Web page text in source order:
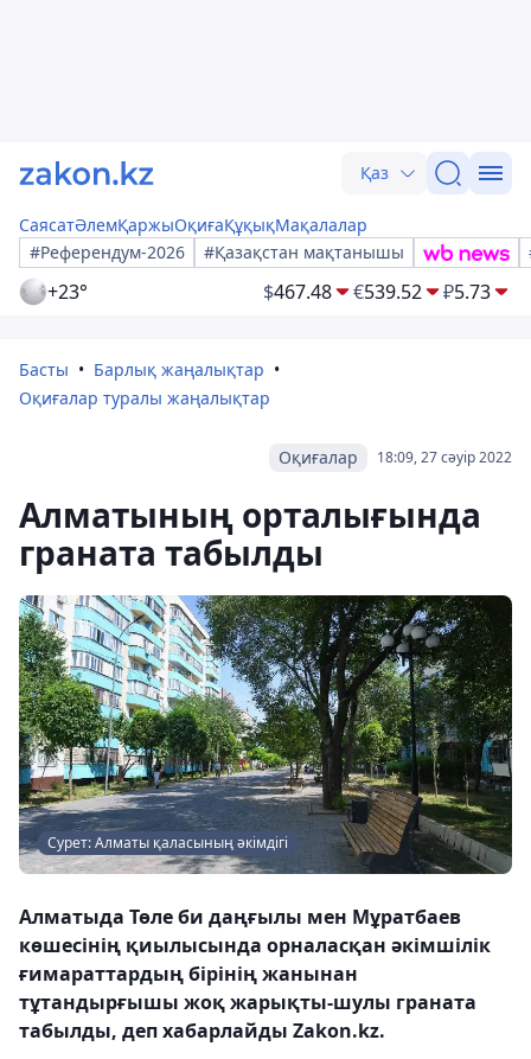
Қаз
СаясатӘлемҚаржыОқиғаҚұқықМақалалар
#Референдум-2026
#Қазақстан мақтанышы
+23° $467.48 €539.52 ₽5.73
Басты
Барлық жаңалықтар
Оқиғалар туралы жаңалықтар
18:09, 27 сәуір 2022
Оқиғалар
Алматының орталығында
граната табылды
Сурет: Алматы қаласының әкімдігі
Алматыда Төле би даңғылы мен Мұратбаев
көшесінің қиылысында орналасқан әкімшілік
ғимараттардың бірінің жанынан
тұтандырғышы жоқ жарықты-шулы граната
табылды, деп хабарлайды Zakon.kz.